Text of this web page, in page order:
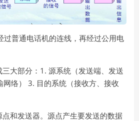
过普通电话机的连线，再经过公用电
三大部分： 1. 源系统（发送端、发送
络） 3. 目的系统（接收方、接收
点和发送器。源点产生要发送的数据